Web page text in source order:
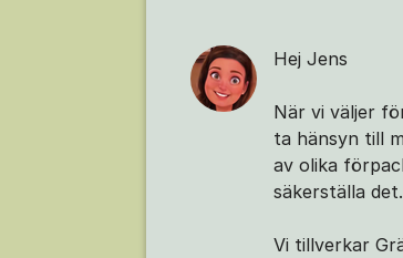
Hej Jens
När vi väljer
ta hänsyn till
av olika
säkerställa det.
Vi tillverkar